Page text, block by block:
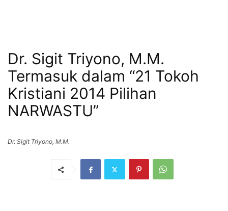
Dr. Sigit Triyono, M.M.
Termasuk dalam “21 Tokoh
Kristiani 2014 Pilihan
NARWASTU”
Dr. Sigit Triyono, M.M.